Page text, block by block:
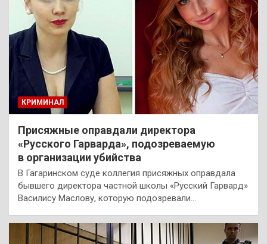
КРИМИНАЛ
Присяжные оправдали директора
«Русского Гарварда», подозреваемую
в организации убийства
В Гагаринском суде коллегия присяжных оправдала
бывшего директора частной школы «Русский Гарвард»
Василису Маслову, которую подозревали…